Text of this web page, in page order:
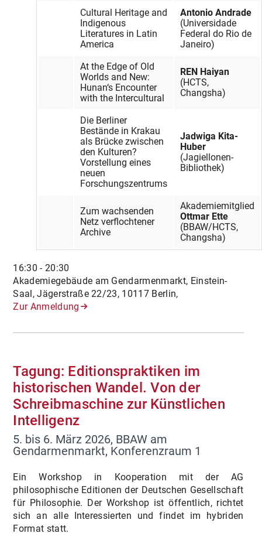
Cultural Heritage and
Indigenous
Literatures in Latin
America
Antonio Andrade
(Universidade
Federal do Rio de
Janeiro)
At the Edge of Old
Worlds and New:
Hunan‘s Encounter
with the Intercultural
REN Haiyan
(HCTS,
Changsha)
Die Berliner
Bestände in Krakau
als Brücke zwischen
den Kulturen?
Vorstellung eines
neuen
Forschungszentrums
Jadwiga Kita-
Huber
(Jagiellonen-
Bibliothek)
Zum wachsenden
Netz verflochtener
Archive
Akademiemitglied
Ottmar Ette
(BBAW/HCTS,
Changsha)
16:30 - 20:30
Akademiegebäude am Gendarmenmarkt, Einstein-
Saal, Jägerstraße 22/23, 10117 Berlin,
Zur Anmeldung
Tagung: Editionspraktiken im
historischen Wandel. Von der
Schreibmaschine zur Künstlichen
Intelligenz
5. bis 6. März 2026, BBAW am
Gendarmenmarkt, Konferenzraum 1
Ein Workshop in Kooperation mit der AG
philosophische Editionen der Deutschen Gesellschaft
für Philosophie. Der Workshop ist öffentlich, richtet
sich an alle Interessierten und findet im hybriden
Format statt.